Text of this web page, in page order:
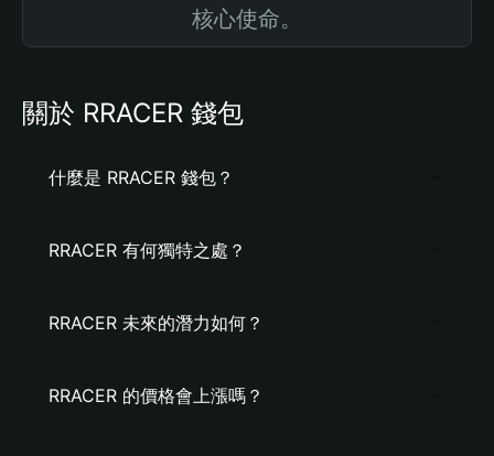
核心使命。
關於 RRACER 錢包
什麼是 RRACER 錢包？
RRACER 有何獨特之處？
RRACER 未來的潛力如何？
RRACER 的價格會上漲嗎？